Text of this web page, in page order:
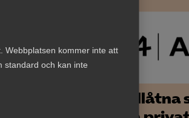
Webbplatsen kommer inte att
standard och kan inte
Otillåtna